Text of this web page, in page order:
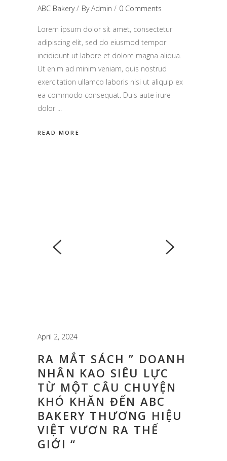
ABC Bakery ByAdmin 0 Comments
Lorem ipsum dolor sit amet, consectetur
adipiscing elit, sed do eiusmod tempor
incididunt ut labore et dolore magna aliqua.
Ut enim ad minim veniam, quis nostrud
exercitation ullamco laboris nisi ut aliquip ex
ea commodo consequat. Duis aute irure
dolor
READ MORE
April 2, 2024
RA MẮT SÁCH ” DOANH
NHÂN KAO SIÊU LỰC
TỪ MỘT CÂU CHUYỆN
KHÓ KHĂN ĐẾN ABC
BAKERY THƯƠNG HIỆU
VIỆT VƯƠN RA THẾ
GIỚI “